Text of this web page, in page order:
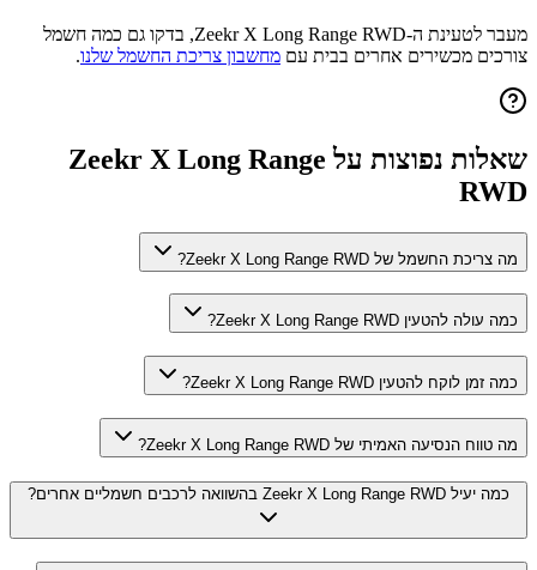
מעבר לטעינת ה-Zeekr X Long Range RWD, בדקו גם כמה חשמל
צורכים מכשירים אחרים בבית עם מחשבון צריכת החשמל שלנו.
שאלות נפוצות על Zeekr X Long Range
RWD
מה צריכת החשמל של Zeekr X Long Range RWD?
כמה עולה להטעין Zeekr X Long Range RWD?
כמה זמן לוקח להטעין Zeekr X Long Range RWD?
מה טווח הנסיעה האמיתי של Zeekr X Long Range RWD?
כמה יעיל Zeekr X Long Range RWD בהשוואה לרכבים חשמליים אחרים?